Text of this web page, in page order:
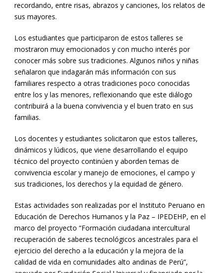
recordando, entre risas, abrazos y canciones, los relatos de
sus mayores.
Los estudiantes que participaron de estos talleres se
mostraron muy emocionados y con mucho interés por
conocer más sobre sus tradiciones. Algunos niños y niñas
señalaron que indagarán más información con sus
familiares respecto a otras tradiciones poco conocidas
entre los y las menores, reflexionando que este diálogo
contribuirá a la buena convivencia y el buen trato en sus
familias.
Los docentes y estudiantes solicitaron que estos talleres,
dinámicos y lúdicos, que viene desarrollando el equipo
técnico del proyecto continúen y aborden temas de
convivencia escolar y manejo de emociones, el campo y
sus tradiciones, los derechos y la equidad de género.
Estas actividades son realizadas por el Instituto Peruano en
Educación de Derechos Humanos y la Paz – IPEDEHP, en el
marco del proyecto “Formación ciudadana intercultural
recuperación de saberes tecnológicos ancestrales para el
ejercicio del derecho a la educación y la mejora de la
calidad de vida en comunidades alto andinas de Perú”,